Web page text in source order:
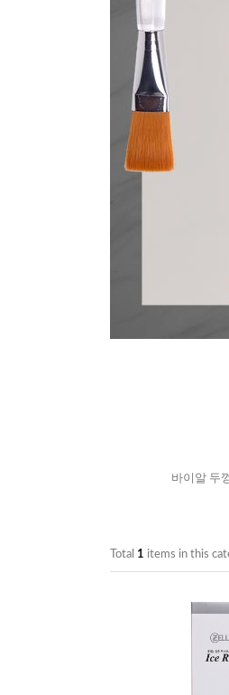
바이알 두
Total 1 items in this